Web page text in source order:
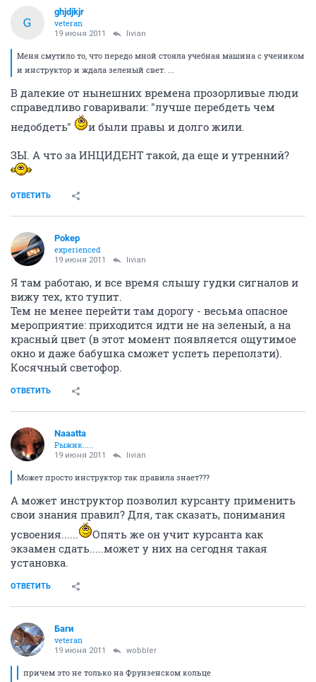
G
ghjdjkjr
veteran
19 июня 2011 livian
Меня смутило то, что передо мной стояла учебная машина с учеником
и инструктор и ждала зеленый свет. ...
В далекие от нынешних времена прозорливые люди
справедливо говаривали: "лучше перебдеть чем
недобдеть"
и были правы и долго жили.
ЗЫ. А что за ИНЦИДЕНТ такой, да еще и утренний?
ОТВЕТИТЬ
Pоkep
experienced
19 июня 2011 livian
Я там работаю, и все время слышу гудки сигналов и
вижу тех, кто тупит.
Тем не менее перейти там дорогу - весьма опасное
мероприятие: приходится идти не на зеленый, а на
красный цвет (в этот момент появляется ощутимое
окно и даже бабушка сможет успеть переползти).
Косячный светофор.
ОТВЕТИТЬ
Naaatta
Рыжик.....
19 июня 2011 livian
Может просто инструктор так правила знает???
А может инструктор позволил курсанту применить
свои знания правил? Для, так сказать, понимания
усвоения......
Опять же он учит курсанта как
экзамен сдать.....может у них на сегодня такая
установка.
ОТВЕТИТЬ
Баги
veteran
19 июня 2011 wobbler
причем это не только на Фрунзенском кольце